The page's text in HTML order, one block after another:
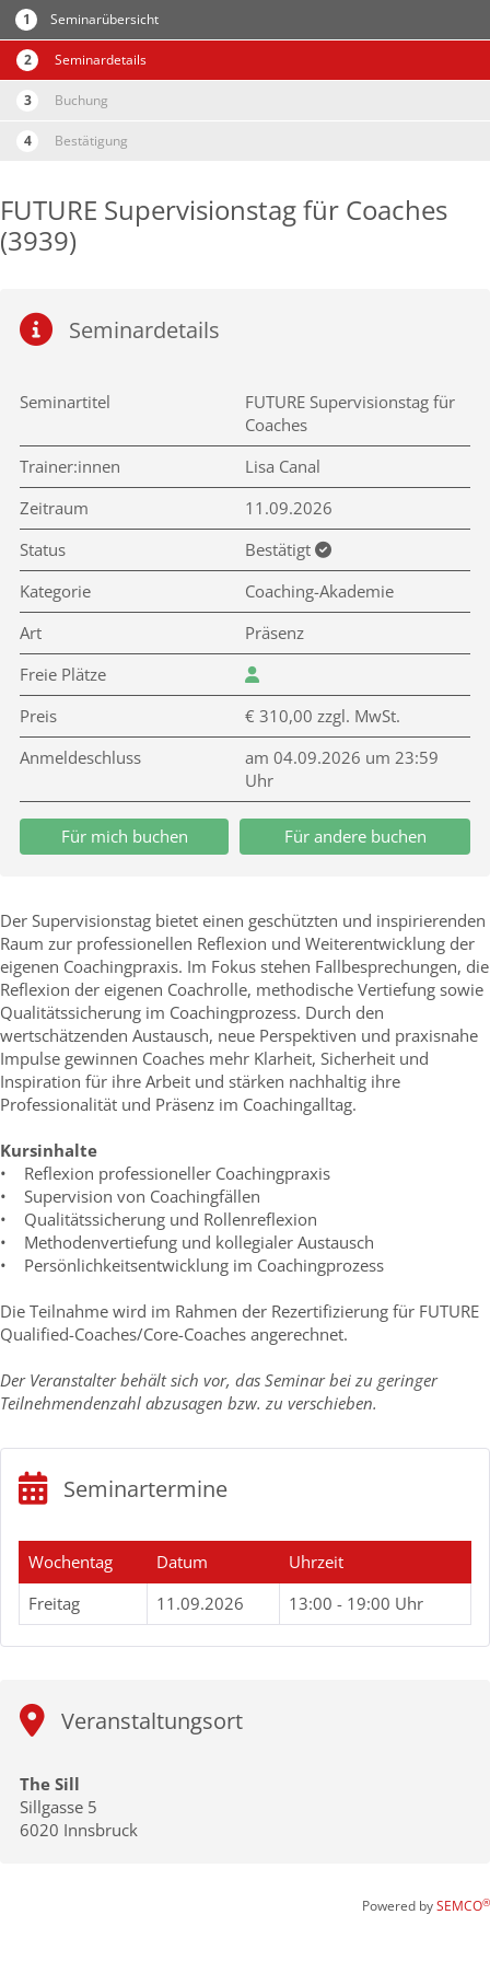
Seminarübersicht
Seminardetails
Buchung
Bestätigung
FUTURE Supervisionstag für Coaches
(3939)
Seminardetails
Seminartitel
FUTURE Supervisionstag für
Coaches
Trainer:innen
Lisa Canal
Zeitraum
11.09.2026
Status
Bestätigt
Kategorie
Coaching-Akademie
Art
Präsenz
Freie Plätze
Preis
€ 310,00 zzgl. MwSt.
Anmeldeschluss
am 04.09.2026 um 23:59
Uhr
Für mich buchen Für andere buchen
Der Supervisionstag bietet einen geschützten und inspirierenden
Raum zur professionellen Reflexion und Weiterentwicklung der
eigenen Coachingpraxis. Im Fokus stehen Fallbesprechungen, die
Reflexion der eigenen Coachrolle, methodische Vertiefung sowie
Qualitätssicherung im Coachingprozess. Durch den
wertschätzenden Austausch, neue Perspektiven und praxisnahe
Impulse gewinnen Coaches mehr Klarheit, Sicherheit und
Inspiration für ihre Arbeit und stärken nachhaltig ihre
Professionalität und Präsenz im Coachingalltag.
Kursinhalte
• Reflexion professioneller Coachingpraxis
• Supervision von Coachingfällen
• Qualitätssicherung und Rollenreflexion
• Methodenvertiefung und kollegialer Austausch
• Persönlichkeitsentwicklung im Coachingprozess
Die Teilnahme wird im Rahmen der Rezertifizierung für FUTURE
Qualified-Coaches/Core-Coaches angerechnet.
Der Veranstalter behält sich vor, das Seminar bei zu geringer
Teilnehmendenzahl abzusagen bzw. zu verschieben.
Seminartermine
Wochentag Datum
Uhrzeit
Freitag
11.09.2026 13:00 - 19:00 Uhr
Veranstaltungsort
The Sill
Sillgasse 5
6020 Innsbruck
Powered bySEMCO®